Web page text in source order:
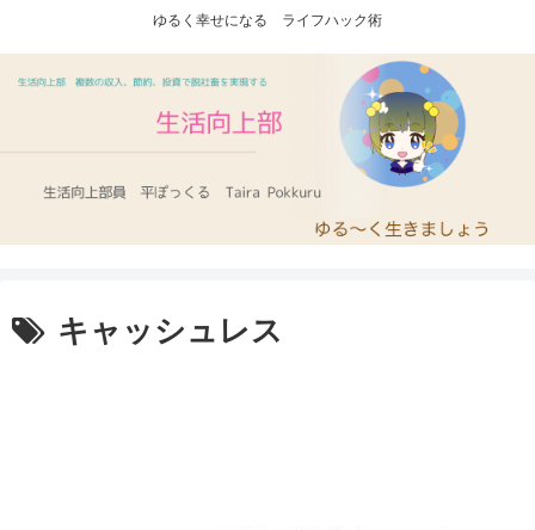
ゆるく幸せになる ライフハック術
キャッシュレス